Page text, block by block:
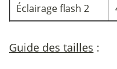
Éclairage flash 2
Guide des tailles :